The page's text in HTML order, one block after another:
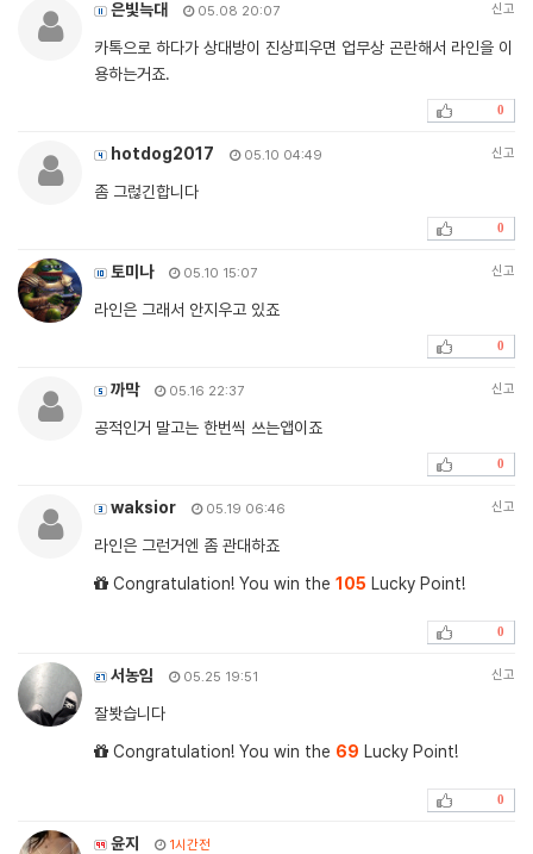
은빛늑대 05.08 20:07 신고
카톡으로 하다가 상대방이 진상피우면 업무상 곤란해서 라인을 이
용하는거죠.
0
hotdog2017 05.10 04:49 신고
좀 그럲긴합니다
0
토미나 05.10 15:07 신고
라인은 그래서 안지우고 있죠
0
까막 05.16 22:37 신고
공적인거 말고는 한번씩 쓰는앱이죠
0
waksior 05.19 06:46 신고
라인은 그런거엔 좀 관대하죠
Congratulation! You win the 105 Lucky Point!
0
서농임 05.25 19:51 신고
잘봣습니다
Congratulation! You win the 69 Lucky Point!
0
윤지 1시간전